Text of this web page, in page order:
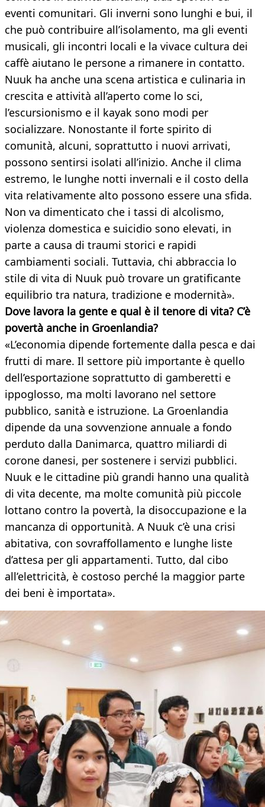
eventi comunitari. Gli inverni sono lunghi e bui, il
che può contribuire all’isolamento, ma gli eventi
musicali, gli incontri locali e la vivace cultura dei
caffè aiutano le persone a rimanere in contatto.
Nuuk ha anche una scena artistica e culinaria in
crescita e attività all’aperto come lo sci,
l’escursionismo e il kayak sono modi per
socializzare. Nonostante il forte spirito di
comunità, alcuni, soprattutto i nuovi arrivati,
possono sentirsi isolati all’inizio. Anche il clima
estremo, le lunghe notti invernali e il costo della
vita relativamente alto possono essere una sfida.
Non va dimenticato che i tassi di alcolismo,
violenza domestica e suicidio sono elevati, in
parte a causa di traumi storici e rapidi
cambiamenti sociali. Tuttavia, chi abbraccia lo
stile di vita di Nuuk può trovare un gratificante
equilibrio tra natura, tradizione e modernità».
Dove lavora la gente e qual è il tenore di vita? C’è
povertà anche in Groenlandia?
«L’economia dipende fortemente dalla pesca e dai
frutti di mare. Il settore più importante è quello
dell’esportazione soprattutto di gamberetti e
ippoglosso, ma molti lavorano nel settore
pubblico, sanità e istruzione. La Groenlandia
dipende da una sovvenzione annuale a fondo
perduto dalla Danimarca, quattro miliardi di
corone danesi, per sostenere i servizi pubblici.
Nuuk e le cittadine più grandi hanno una qualità
di vita decente, ma molte comunità più piccole
lottano contro la povertà, la disoccupazione e la
mancanza di opportunità. A Nuuk c’è una crisi
abitativa, con sovraffollamento e lunghe liste
d’attesa per gli appartamenti. Tutto, dal cibo
all’elettricità, è costoso perché la maggior parte
dei beni è importata».